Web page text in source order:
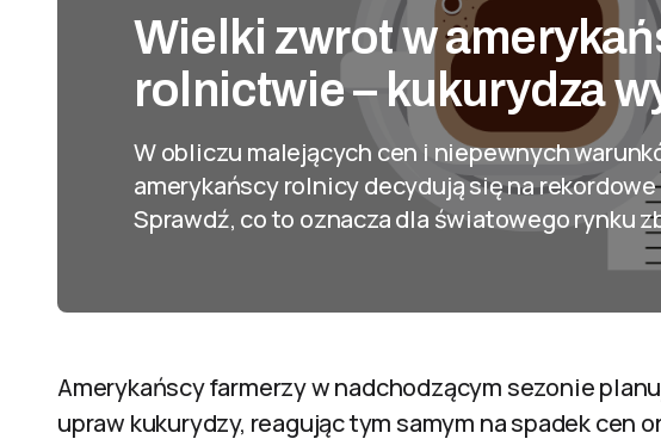
Wielki zwrot w
rolnictwie – kukurydza
W obliczu malejących cen i niepewnych
amerykańscy rolnicy decydują się na
Sprawdź, co to oznacza dla światowego rynku
Amerykańscy farmerzy w nadchodzącym sezonie
upraw kukurydzy, reagując tym samym na spadek cen